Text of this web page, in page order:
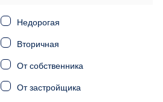
Недорогая
Вторичная
От собственника
От застройщика